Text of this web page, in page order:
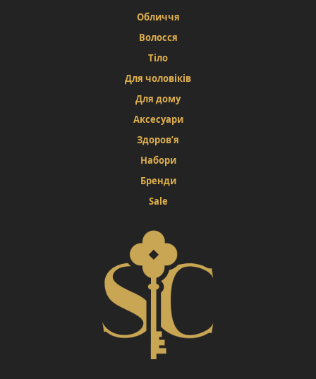
Обличчя
Волосся
Тіло
Для чоловіків
Для дому
Аксесуари
Здоров’я
Набори
Бренди
Sale